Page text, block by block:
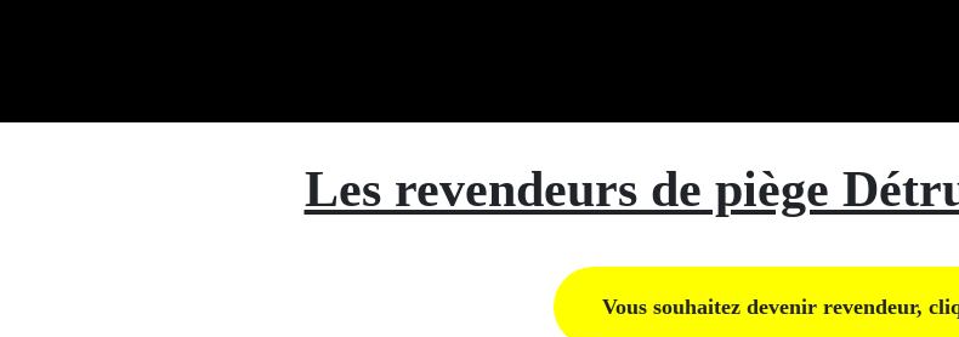
Les revendeurs de piège
Vous souhaitez devenir revende​ur,